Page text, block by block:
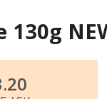
130g